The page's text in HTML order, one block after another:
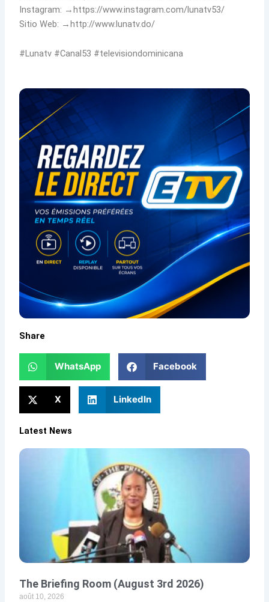
Instagram: →https://www.instagram.com/lunatv53/
Sitio Web: →http://www.lunatv.do/
#Lunatv #Canal53 #televisiondominicana
Share
WhatsApp Facebook
X LinkedIn
Latest News
The Briefing Room (August 3rd 2026)
août 10, 2026